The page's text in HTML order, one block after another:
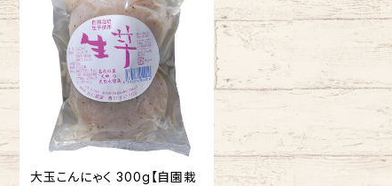
大玉こんにゃく 300g【自園栽